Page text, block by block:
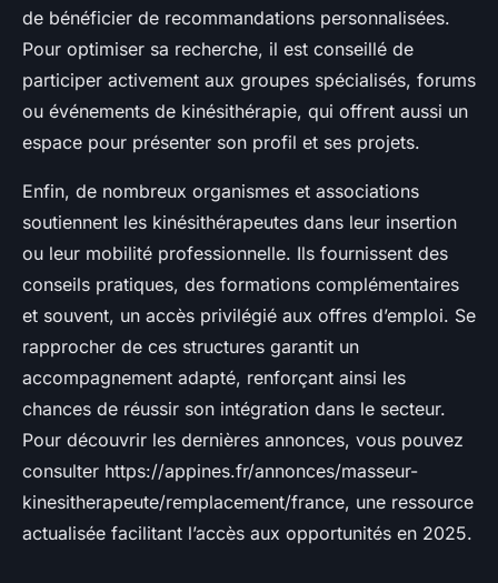
de bénéficier de recommandations personnalisées.
Pour optimiser sa recherche, il est conseillé de
participer activement aux groupes spécialisés, forums
ou événements de kinésithérapie, qui offrent aussi un
espace pour présenter son profil et ses projets.
Enfin, de nombreux organismes et associations
soutiennent les kinésithérapeutes dans leur insertion
ou leur mobilité professionnelle. Ils fournissent des
conseils pratiques, des formations complémentaires
et souvent, un accès privilégié aux offres d’emploi. Se
rapprocher de ces structures garantit un
accompagnement adapté, renforçant ainsi les
chances de réussir son intégration dans le secteur.
Pour découvrir les dernières annonces, vous pouvez
consulter https://appines.fr/annonces/masseur-
kinesitherapeute/remplacement/france, une ressource
actualisée facilitant l’accès aux opportunités en 2025.